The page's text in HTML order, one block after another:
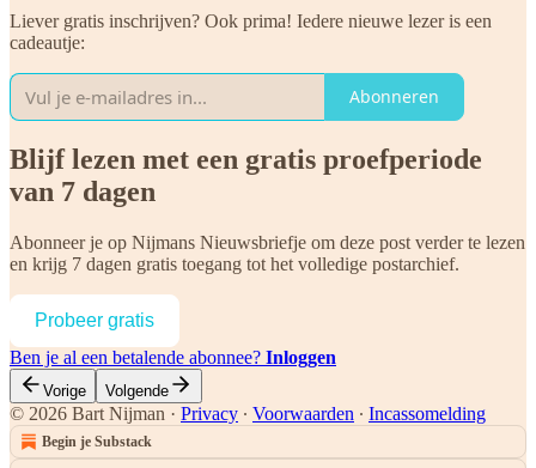
Liever gratis inschrijven? Ook prima! Iedere nieuwe lezer is een
cadeautje:
Abonneren
Blijf lezen met een gratis proefperiode
van 7 dagen
Abonneer je op Nijmans Nieuwsbriefje om deze post verder te lezen
en krijg 7 dagen gratis toegang tot het volledige postarchief.
Probeer gratis
Ben je al een betalende abonnee? Inloggen
Vorige Volgende
© 2026 Bart Nijman · Privacy ∙ Voorwaarden ∙ Incassomelding
Begin je Substack